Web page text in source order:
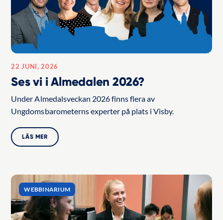
22 JUNI, 2026
Ses vi i Almedalen 2026?
Under Almedalsveckan 2026 finns flera av
Ungdomsbarometerns experter på plats i Visby.
LÄS MER
WEBBINARIUM